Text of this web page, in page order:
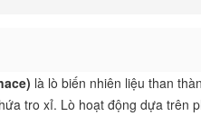
) là lò biến nhiên liệu than
tro xỉ. Lò hoạt động dựa trên